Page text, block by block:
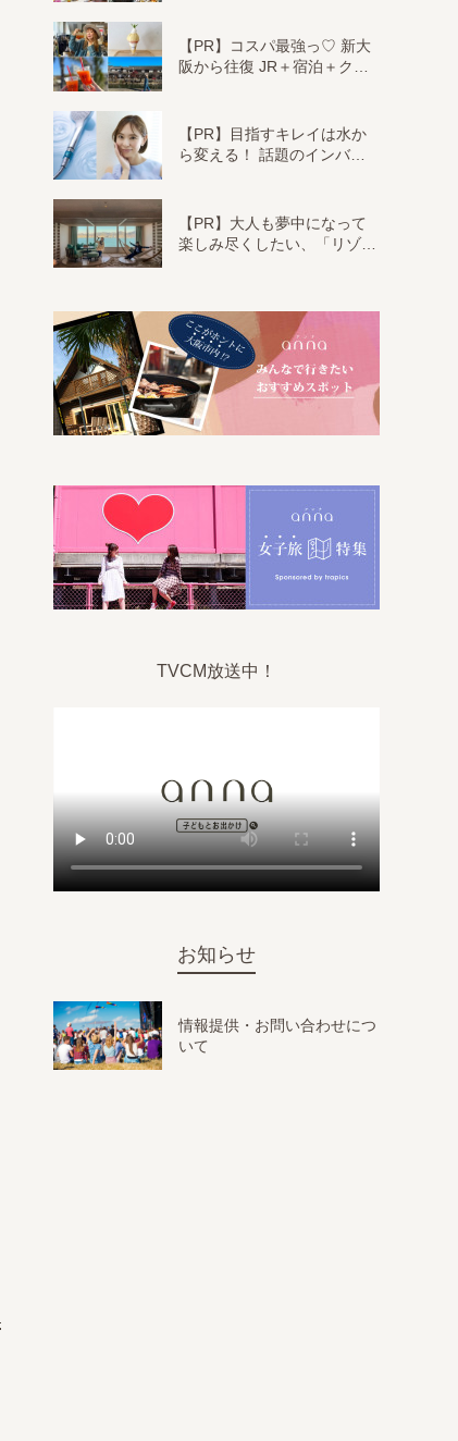
【PR】コスパ最強っ♡ 新大
阪から往復 JR＋宿泊＋ク…
【PR】目指すキレイは水か
ら変える！ 話題のインバ…
【PR】大人も夢中になって
楽しみ尽くしたい、「リゾ…
TVCM放送中！
お知らせ
情報提供・お問い合わせにつ
いて